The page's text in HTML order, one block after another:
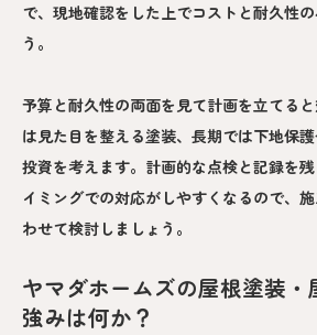
で、現地確認をした上でコストと耐久性
う。
予算と耐久性の両面を見て計画を立てる
は見た目を整える塗装、長期では下地保
投資を考えます。計画的な点検と記録を
イミングでの対応がしやすくなるので、
わせて検討しましょう。
ヤマダホームズの屋根塗装・
強みは何か？